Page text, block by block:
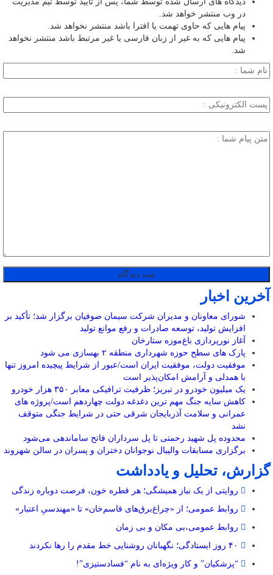
در وب منتشر خواهد شد.
پیام هایی که حاوی تهمت یا افترا باشد منتشر نخواهد شد.
پیام هایی که به غیر از زبان فارسی یا غیر مرتبط باشد منتشر نخواهد
شد.
آخرین اخبار
شورای معاونان و مدیران شرکت سیمان صوفیان برگزار شد؛ تأکید بر
افزایش تولید، توسعه صادرات و رفع موانع تولید
آغاز نورپردازی باغ‌موزه ستارخان
پارک های سطح حوزه شهرداری منطقه ۲ بهسازی می شود
موفقیت دولت، موفقیت ایران است/عبور از شرایط پیچیده امروز تنها
با همدلی و آرامش امکان‌پذیر است
یک میلیون خودرو در تبریز؛ ظرفیت ترافیکی معابر ۳۵۰ هزار خودرو
کاهش سایه جنگ مهم ‌ترین دغدغه دولت چهاردهم است/پروژه ‌های
عمرانی و سلامت آذربایجان شرقی حتی در شرایط جنگی متوقف
نشد
محدوده پل شهید رحمتی تا پل سرداران فاتح ساماندهی می‌شود
برگزاری مسابقات والیبال نوجوانان دختران و پسران در سالن شهروند
گزارش، تحلیل و یادداشت
روایتی از یک نیاز همیشگی؛ هر قطره خون، فرصت دوباره زندگی
روابط عمومی؛ از «چراغ‌برق‌های قاسم‌خان» تا «مهندسیِ اعتبار»
روابط عمومی،بی مکان و بی زمان
“پزشکیان” و کار ویژه‌ای به نام “فسادستیزی”!